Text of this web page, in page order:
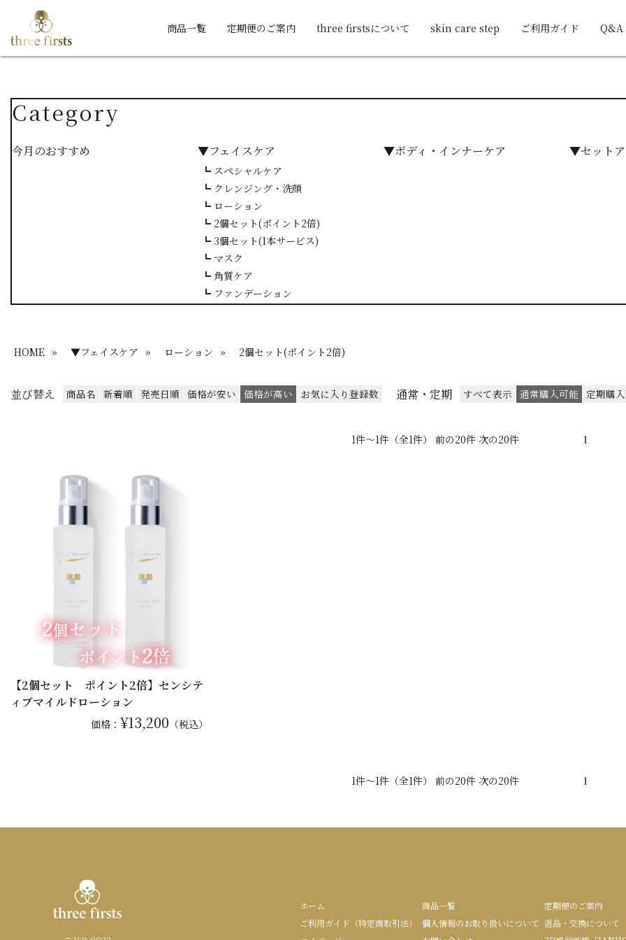
商品一覧 定期便のご案内 three firstsについて skin care step ご利用ガイド Q&A
Category
今月のおすすめ ▼フェイスケア
┗ スペシャルケア
┗ クレンジング・洗顔
┗ ローション
┗ 2個セット(ポイント2倍)
┗ 3個セット(1本サービス)
┗ マスク
┗ 角質ケア
┗ ファンデーション
▼ボディ・インナーケア ▼セットア
HOME » ▼フェイスケア » ローション » 2個セット(ポイント2倍)
並び替え 商品名 新着順 発売日順 価格が安い 価格が高い お気に入り登録数 通常・定期 すべて表示 通常購入可能 定期購
1件～1件（全1件） 前の20件 次の20件 1
【2個セット ポイント2倍】センシテ
ィブマイルドローション
価格： ¥13,200 （税込）
1件～1件（全1件） 前の20件 次の20件 1
ホーム 商品一覧
定期便のご案内
ご利用ガイド（特定商取引法）
個人情報のお取り扱いについて 返品・交換について